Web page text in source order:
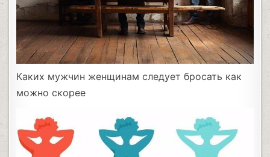
Каких мужчин женщинам следует бросать как
можно скорее